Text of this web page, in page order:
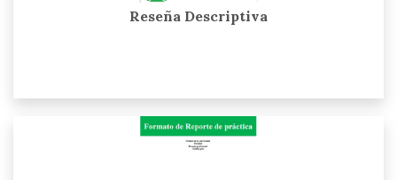
Reseña Descriptiva